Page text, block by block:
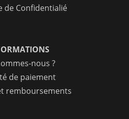
de Confidentialié
nous ?
de paiement
remboursements